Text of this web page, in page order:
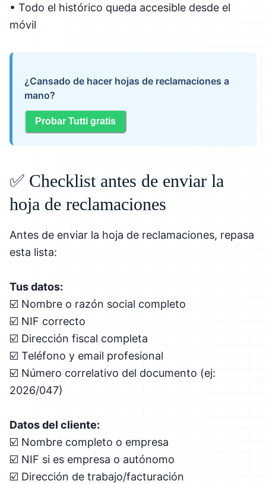
• Todo el histórico queda accesible desde el
móvil
¿Cansado de hacer hojas de reclamaciones a
mano?
Probar Tutti gratis
✅ Checklist antes de enviar la
hoja de reclamaciones
Antes de enviar la hoja de reclamaciones, repasa
esta lista:
Tus datos:
☑️ Nombre o razón social completo
☑️ NIF correcto
☑️ Dirección fiscal completa
☑️ Teléfono y email profesional
☑️ Número correlativo del documento (ej:
2026/047)
Datos del cliente:
☑️ Nombre completo o empresa
☑️ NIF si es empresa o autónomo
☑️ Dirección de trabajo/facturación